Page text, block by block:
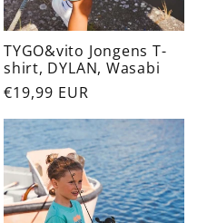
TYGO&vito Jongens T-
shirt, DYLAN, Wasabi
Normaler
Preis
€19,99 EUR